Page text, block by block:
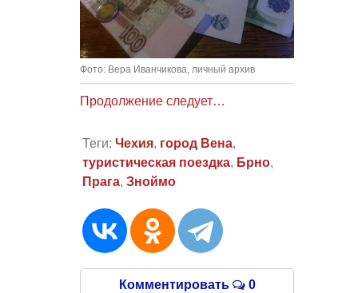
Фото: Вера Иванчикова, личный архив
Продолжение следует…
Теги: Чехия, город Вена,
туристическая поездка, Брно,
Прага, Зноймо
Комментировать 0